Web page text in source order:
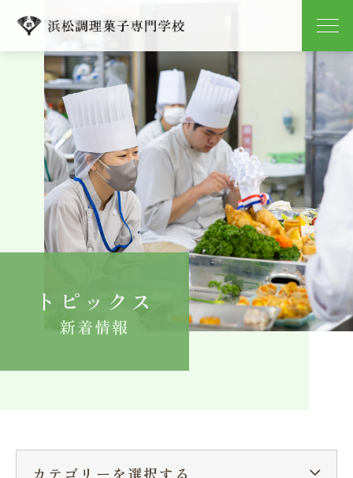
学校紹介
学科紹介
キャンパスライフ
就職
よくある質問
卒業生の方へ在学生へ一般の方へ（教室・講習会）
トピックス
新着情報
カテゴリーを選択する